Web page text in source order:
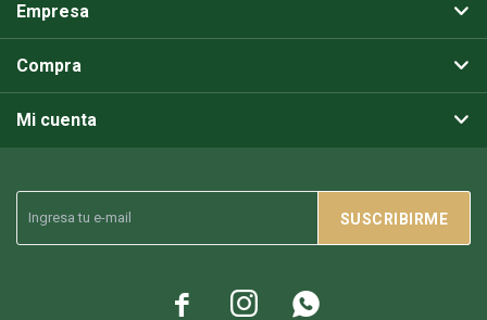
SUSCRIBIRME
  
Empresa
Compra
Mi cuenta